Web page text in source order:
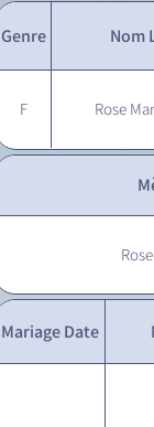
Genre Nom
F Rose
Mariage Date